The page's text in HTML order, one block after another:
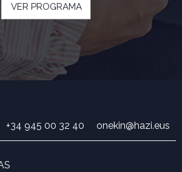
VER PROGRAMA
+34 945 00 32 40 onekin@hazi.eus